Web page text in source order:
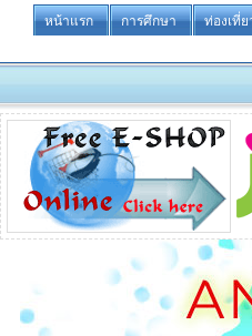
หน้าแรก การศึกษา ท่องเที่ย